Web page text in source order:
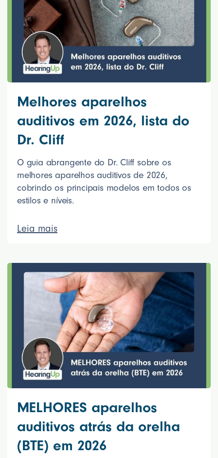
Melhores aparelhos
auditivos em 2026, lista do
Dr. Cliff
O guia abrangente do Dr. Cliff sobre os
melhores aparelhos auditivos de 2026,
cobrindo os principais modelos em todos os
estilos e níveis.
Leia mais
MELHORES aparelhos
auditivos atrás da orelha
(BTE) em 2026